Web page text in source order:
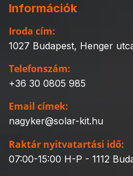
Információk
Iroda cím:
1027 Budapest, Henger
Telefonszám:
+36 30 0805 985
Email címek:
nagyker@solar-kit.hu
Raktár nyitvatartási idő:
07:00-15:00 H-P - 1112